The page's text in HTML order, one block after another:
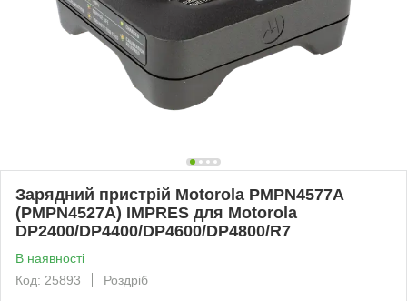
Зарядний пристрій Motorola PMPN4577A
(PMPN4527A) IMPRES для Motorola
DP2400/DP4400/DP4600/DP4800/R7
В наявності
Код: 25893
Роздріб